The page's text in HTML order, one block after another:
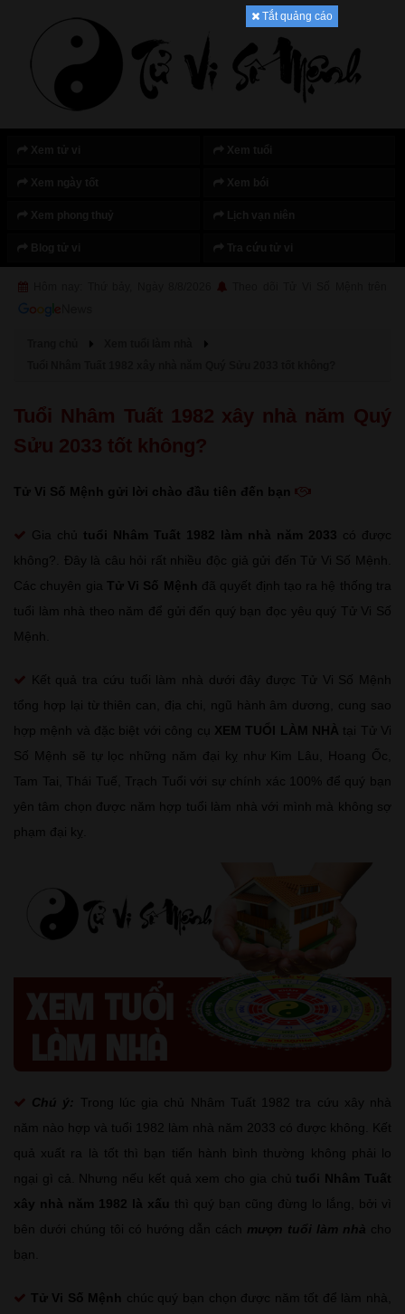
Tắt quảng cáo
Tuổi Nhâm Tuất 1982 xây nhà năm Quý
Sửu 2033 tốt không?
Tử Vi Số Mệnh gửi lời chào đầu tiên đến bạn
Gia chủ tuổi Nhâm Tuất 1982 làm nhà năm 2033 có được
không?. Đây là câu hỏi rất nhiều độc giả gửi đến Tử Vi Số Mệnh.
Các chuyên gia Tử Vi Số Mệnh đã quyết định tạo ra hệ thống tra
tuổi làm nhà theo năm để gửi đến quý bạn đọc yêu quý Tử Vi Số
Mệnh.
Kết quả tra cứu tuổi làm nhà dưới đây được Tử Vi Số Mệnh
tổng hợp lại từ thiên can, địa chi, ngũ hành âm dương, cung sao
hợp mệnh và đặc biệt với công cụ XEM TUỔI LÀM NHÀ tại Tử Vi
Số Mệnh sẽ tự lọc những năm đại kỵ như Kim Lâu, Hoang Ốc,
Tam Tai, Thái Tuế, Trạch Tuổi với sự chính xác 100% để quý bạn
yên tâm chọn được năm hợp tuổi làm nhà với mình mà không sợ
phạm đại kỵ.
Chú ý:
Trong lúc gia chủ Nhâm Tuất 1982 tra cứu xây nhà
năm nào hợp và tuổi 1982 làm nhà năm 2033 có được không. Kết
quả xuất ra là tốt thì bạn tiến hành bình thường không phải lo
ngại gì cả. Nhưng nếu kết quả xem cho gia chủ
tuổi Nhâm Tuất
xây nhà năm 1982 là xấu thì quý bạn cũng đừng lo lắng, bởi vì
bên dưới chúng tôi có hướng dẫn cách mượn tuổi làm nhà cho
bạn.
Tử Vi Số Mệnh chúc quý bạn chọn được năm tốt để làm nhà,